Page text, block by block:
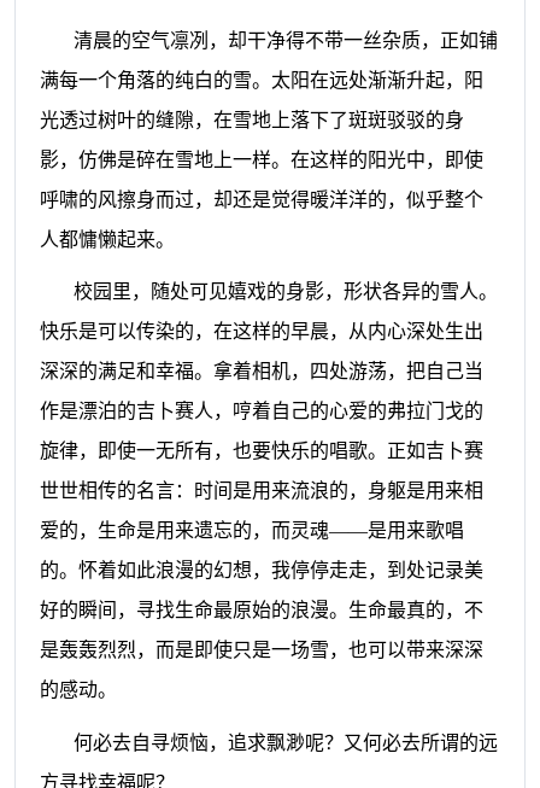
清晨的空气凛冽，却干净得不带一丝杂质，正如铺
满每一个角落的纯白的雪。太阳在远处渐渐升起，阳
光透过树叶的缝隙，在雪地上落下了斑斑驳驳的身
影，仿佛是碎在雪地上一样。在这样的阳光中，即使
呼啸的风擦身而过，却还是觉得暖洋洋的，似乎整个
人都慵懒起来。
校园里，随处可见嬉戏的身影，形状各异的雪人。
快乐是可以传染的，在这样的早晨，从内心深处生出
深深的满足和幸福。拿着相机，四处游荡，把自己当
作是漂泊的吉卜赛人，哼着自己的心爱的弗拉门戈的
旋律，即使一无所有，也要快乐的唱歌。正如吉卜赛
世世相传的名言：
时间是用来流浪的，身躯是用来相
爱的，生命是用来遗忘的，而灵魂——是用来歌唱
的。怀着如此浪漫的幻想，我停停走走，到处记录美
好的瞬间，寻找生命最原始的浪漫。生命最真的，不
是轰轰烈烈，而是即使只是一场雪，也可以带来深深
的感动。
何必去自寻烦恼，追求飘渺呢？又何必去所谓的远
方寻找幸福呢？